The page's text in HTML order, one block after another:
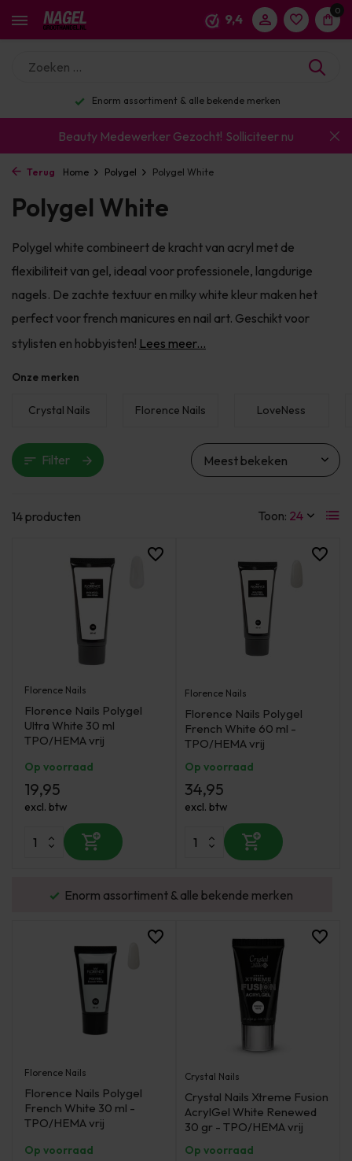
9,4
0
Enorm assortiment & alle bekende merken
Beauty Medewerker Gezocht! Solliciteer nu
Terug Home Polygel Polygel White
Polygel White
Polygel white combineert de kracht van acryl met de
flexibiliteit van gel, ideaal voor professionele, langdurige
nagels. De zachte textuur en milky white kleur maken het
perfect voor french manicures en nail art. Geschikt voor
stylisten en hobbyisten! Lees meer...
Onze merken
Crystal Nails Florence Nails LoveNess
Filter
14 producten Toon:
Florence Nails
Florence Nails Polygel
Ultra White 30 ml
TPO/HEMA vrij
Op voorraad
19,95
excl. btw
Florence Nails
Florence Nails Polygel
French White 60 ml -
TPO/HEMA vrij
Op voorraad
34,95
excl. btw
Enorm assortiment & alle bekende merken
Florence Nails
Florence Nails Polygel
French White 30 ml -
TPO/HEMA vrij
Op voorraad
Crystal Nails
Crystal Nails Xtreme Fusion
AcrylGel White Renewed
30 gr - TPO/HEMA vrij
Op voorraad